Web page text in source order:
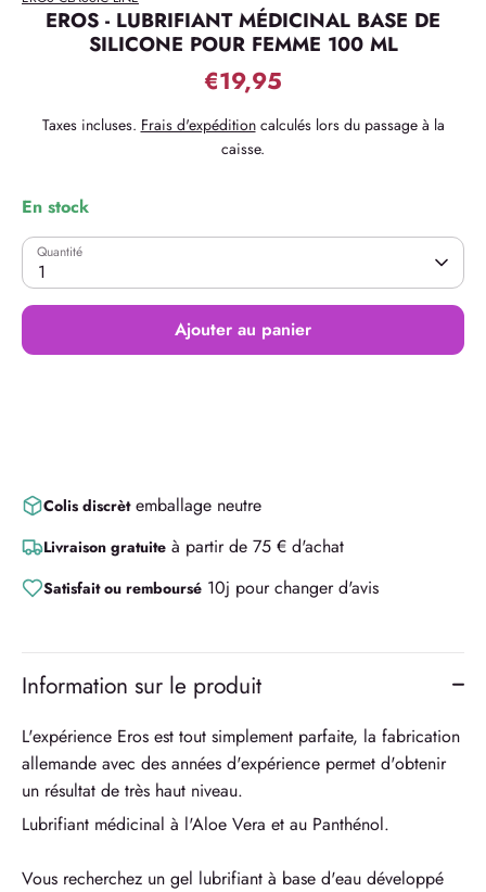
EROS - LUBRIFIANT MÉDICINAL BASE DE
SILICONE POUR FEMME 100 ML
€19,95
Taxes incluses. Frais d'expéditioncalculés lors du passage à la
caisse.
En stock
Quantité
1
Ajouter au panier
Colis discrètemballage neutre
Livraison gratuite à partir de 75 € d'achat
Satisfait ou remboursé 10j pour changer d'avis
Information sur le produit
L'expérience Eros est tout simplement parfaite, la fabrication
allemande avec des années d'expérience permet d'obtenir
un résultat de très haut niveau.
Lubrifiant médicinal à l'Aloe Vera et au Panthénol.
Vous recherchez un gel lubrifiant à base d'eau développé